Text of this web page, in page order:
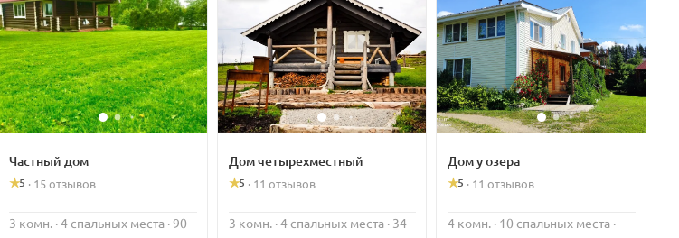
Частный дом
5 · 15 отзывов
3 комн. · 4 спальных места · 90
Дом четырехместный
5 · 11 отзывов
3 комн. · 4 спальных места · 34
Дом у озера
5 · 11 отзывов
4 комн. · 10 спальных места ·